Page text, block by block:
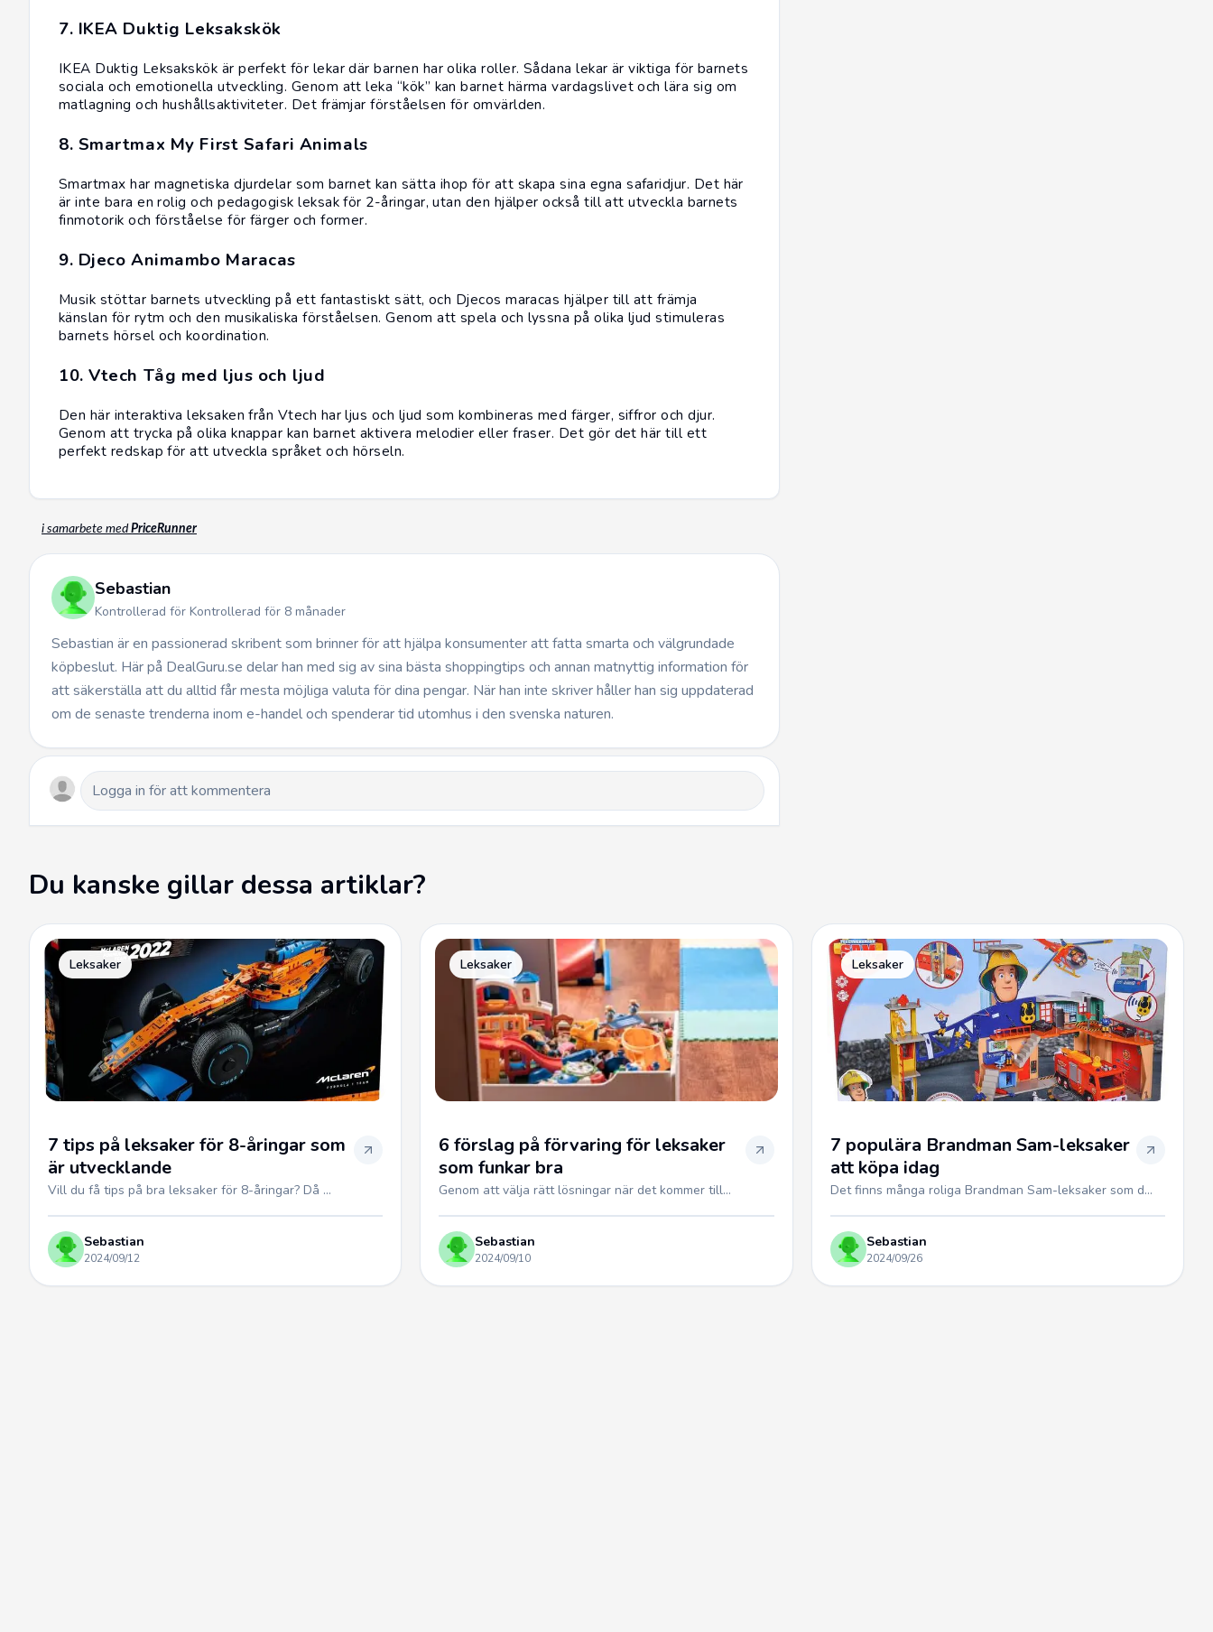
7. IKEA Duktig Leksakskök
IKEA Duktig Leksakskök är perfekt för lekar där barnen har olika roller. Sådana lekar är viktiga för barnets
sociala och emotionella utveckling. Genom att leka “kök” kan barnet härma vardagslivet och lära sig om
matlagning och hushållsaktiviteter. Det främjar förståelsen för omvärlden.
8. Smartmax My First Safari Animals
Smartmax har magnetiska djurdelar som barnet kan sätta ihop för att skapa sina egna safaridjur. Det här
är inte bara en rolig och pedagogisk leksak för 2-åringar, utan den hjälper också till att utveckla barnets
finmotorik och förståelse för färger och former.
9. Djeco Animambo Maracas
Musik stöttar barnets utveckling på ett fantastiskt sätt, och Djecos maracas hjälper till att främja
känslan för rytm och den musikaliska förståelsen. Genom att spela och lyssna på olika ljud stimuleras
barnets hörsel och koordination.
10. Vtech Tåg med ljus och ljud
Den här interaktiva leksaken från Vtech har ljus och ljud som kombineras med färger, siffror och djur.
Genom att trycka på olika knappar kan barnet aktivera melodier eller fraser. Det gör det här till ett
perfekt redskap för att utveckla språket och hörseln.
i samarbete med PriceRunner
Sebastian
Kontrollerad för Kontrollerad för 8 månader
Sebastian är en passionerad skribent som brinner för att hjälpa konsumenter att fatta smarta och välgrundade
köpbeslut. Här på DealGuru.se delar han med sig av sina bästa shoppingtips och annan matnyttig information för
att säkerställa att du alltid får mesta möjliga valuta för dina pengar. När han inte skriver håller han sig uppdaterad
om de senaste trenderna inom e-handel och spenderar tid utomhus i den svenska naturen.
Du kanske gillar dessa artiklar?
Leksaker
7 tips på leksaker för 8-åringar som
är utvecklande
Vill du få tips på bra leksaker för 8-åringar? Då ...
Sebastian
2024/09/12
Leksaker
6 förslag på förvaring för leksaker
som funkar bra
Genom att välja rätt lösningar när det kommer till...
Sebastian
2024/09/10
Leksaker
7 populära Brandman Sam-leksaker
att köpa idag
Det finns många roliga Brandman Sam-leksaker som d...
Sebastian
2024/09/26